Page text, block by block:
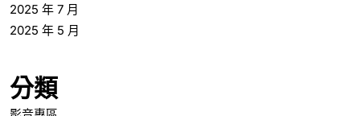
2025 年 7 月
2025 年 5 月
分類